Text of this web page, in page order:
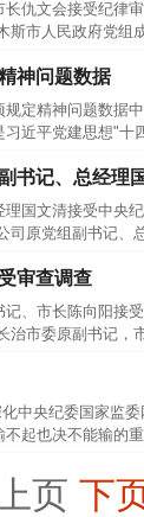
仇文会接受纪
斯市人民政府党组
神问题数据
定精神问题数据
近平党建思想"十
书记、总经理
文清接受中央
原党组副书记、
审查调查
、市长陈向阳
治市委原副书记，
化中央纪委国家
起也决不能输的
页 下